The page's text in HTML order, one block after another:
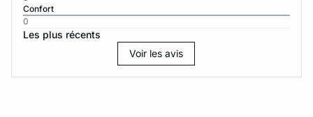
Confort
0
Les plus récents
Voir les avis